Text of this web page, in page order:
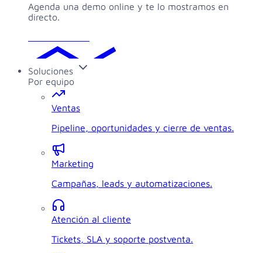
Agenda una demo online y te lo mostramos en
directo.
Soluciones
Por equipo
Ventas
Pipeline, oportunidades y cierre de ventas.
Marketing
Campañas, leads y automatizaciones.
Atención al cliente
Tickets, SLA y soporte postventa.